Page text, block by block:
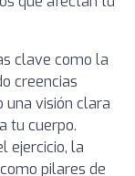
clave como la
creencias
visión clara
tu cuerpo.
ejercicio, la
pilares de